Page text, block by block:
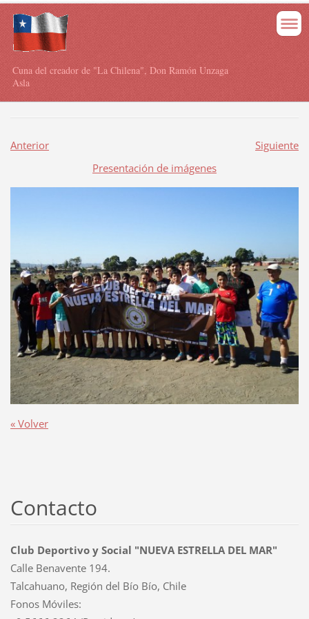
Cuna del creador de "La Chilena", Don Ramón Unzaga
Asla
Anterior
Siguiente
Presentación de imágenes
« Volver
Contacto
Club Deportivo y Social "NUEVA ESTRELLA DEL MAR"
Calle Benavente 194.
Talcahuano, Región del Bío Bío, Chile
Fonos Móviles: